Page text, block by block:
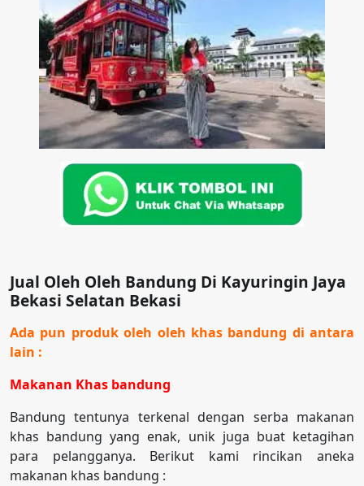
Jual Oleh Oleh Bandung Di Kayuringin Jaya
Bekasi Selatan Bekasi
Ada pun produk oleh oleh khas bandung di antara
lain :
Makanan Khas bandung
Bandung tentunya terkenal dengan serba makanan
khas bandung yang enak, unik juga buat ketagihan
para pelangganya. Berikut kami rincikan aneka
makanan khas bandung :